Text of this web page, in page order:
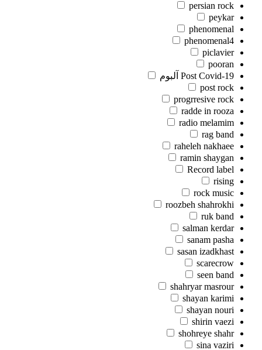
persian rock
peykar
phenomenal
phenomenal4
piclavier
pooran
Post Covid-19 آلبوم
post rock
progrresive rock
radde in rooza
radio melamim
rag band
raheleh nakhaee
ramin shaygan
Record label
rising
rock music
roozbeh shahrokhi
ruk band
salman kerdar
sanam pasha
sasan izadkhast
scarecrow
seen band
shahryar masrour
shayan karimi
shayan nouri
shirin vaezi
shohreye shahr
sina vaziri